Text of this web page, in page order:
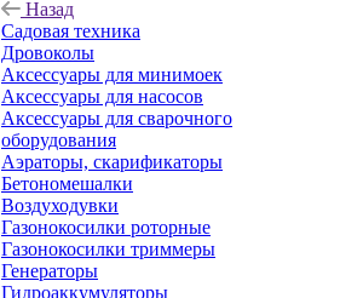
Назад
Садовая техника
Дровоколы
Аксессуары для минимоек
Аксессуары для насосов
Аксессуары для сварочного
оборудования
Аэраторы, скарификаторы
Бетономешалки
Воздуходувки
Газонокосилки роторные
Газонокосилки триммеры
Генераторы
Гидроаккумуляторы